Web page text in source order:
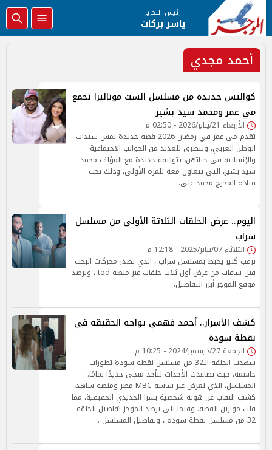
رئيس التحرير
ياسر بركات
أحمد مجدي
كواليس جديدة من مسلسل الست موناليزا تجمع
مي عمر ومحمد سيد بشير
الأربعاء 21/يناير/2026 - 02:50 م
تقدم مي عمر في رمضان 2026 قصة جديدة تمس سيدات
الوطن العربي، وتتطرق للعديد من الجوانب الاجتماعية
والإنسانية في حياتهن، بتوليفة جديدة مع المؤلف محمد
سيد بشير، التي تتعاون معه للمرة الأولى، وذلك تحت
قيادة المخرج محمد علي.
اليوم.. عرض الحلقات الثلاثة الأولى من مسلسل
سراب
الثلاثاء 07/يناير/2025 - 12:18 م
ترقب كبير يحيط بمسلسل سراب ، الذي تصدر محركات البحث
قبل ساعات من عرض أول ثلاث حلقات عبر منصة tod ، ويرصد
موقع الموجز أبرز التفاصيل.
كشف الأسرار.. أحمد فهمي يواجه الحقيقة في
نقطة سودة
الجمعة 27/ديسمبر/2024 - 10:25 م
شهدت الحلقة الـ32 من مسلسل نقطة سودة تطورات
حاسمة، حيث تصاعدت الأحداث لتأخذ منحى جديدًا تمامًا.
المسلسل، الذي يُعرض عبر شاشة MBC مصر ومنصة شاهد،
كشف النقاب عن هوية شخصية يسرا الجديدي الحقيقية، مما
قلب موازين القصة. وفيما يلي يرصد الموجز تفاصيل الحلقة
32 من مسلسل نقطة سودة ، وتفاصيل المسلسل .